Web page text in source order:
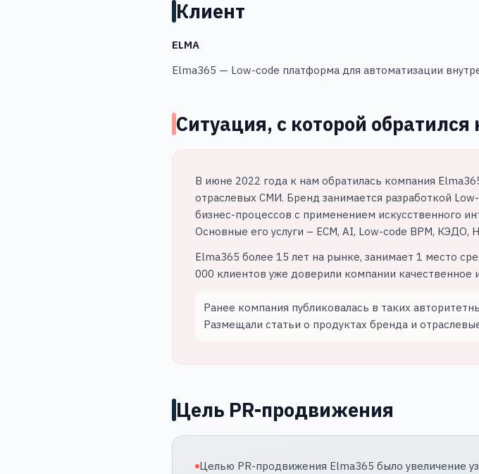
Клиент
ELMA
Elma365 — Low-code платформа для автоматизации
Ситуация, с которой обратился
В июне 2022 года к нам обратилась компания
отраслевых СМИ. Бренд занимается разработкой
бизнес-процессов с применением искусственного
Основные его услуги – ECM, AI, Low-code BPM, КЭДО,
Elma365 более 15 лет на рынке, занимает 1 место
000 клиентов уже доверили компании качественное
Ранее компания публиковалась в таких
Размещали статьи о продуктах бренда и
Цель PR-продвижения
Целью PR-продвижения Elma365 было увеличение